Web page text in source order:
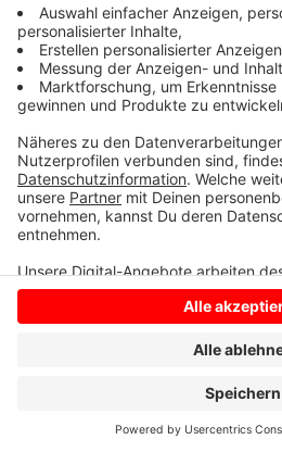
Verkaufsstelle, bei der sie das
Anzeige
Anzeige